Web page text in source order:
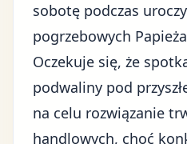
sobotę podczas
pogrzebowych
Oczekuje się, że
podwaliny pod
na celu rozwiązanie
handlowych, choć